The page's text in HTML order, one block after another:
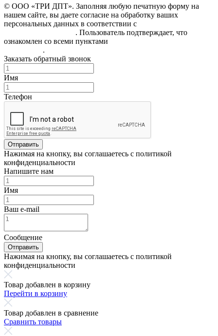
© ООО «ТРИ ДПТ». Заполняя любую печатную форму на
нашем сайте, вы даете согласие на обработку ваших
персональных данных в соответствии с
. Пользователь подтверждает, что
ознакомлен со всеми пунктами
.
Заказать обратный звонок
Имя
Телефон
Отправить
Нажимая на кнопку, вы соглашаетесь с политикой
конфиденциальности
Напишите нам
Имя
Ваш e-mail
Сообщение
Отправить
Нажимая на кнопку, вы соглашаетесь с политикой
конфиденциальности
Товар добавлен в корзину
Перейти в корзину
Товар добавлен в сравнение
Сравнить товары